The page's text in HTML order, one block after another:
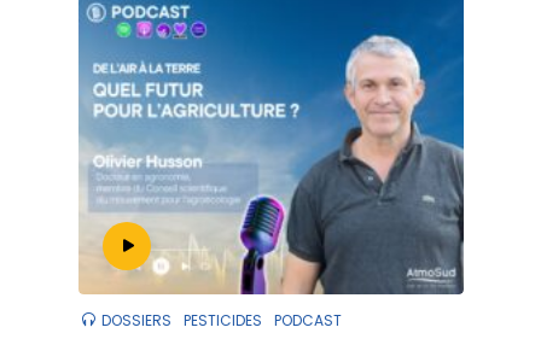
DOSSIERS PESTICIDES PODCAST